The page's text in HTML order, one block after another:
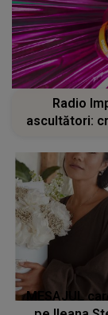
Radio
ascultători:
MESAJUL